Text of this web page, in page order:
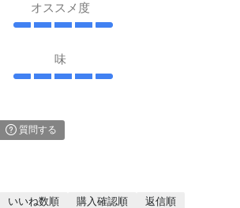
オススメ度
味
質問する
いいね数順 購入確認順
返信順